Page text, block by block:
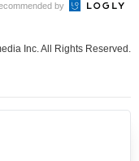
by
Inc. All Rights Reserved.